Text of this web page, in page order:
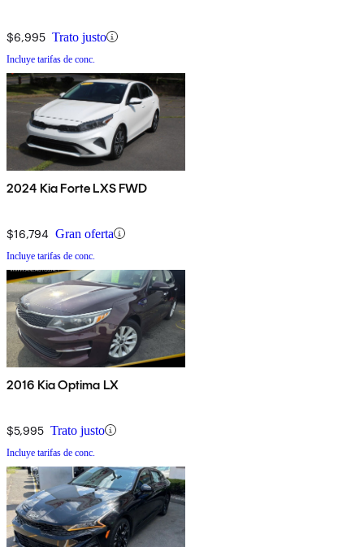
$6,995 Trato justo
Incluye tarifas de conc.
2024 Kia Forte LXS FWD
$16,794 Gran oferta
Incluye tarifas de conc.
2016 Kia Optima LX
$5,995 Trato justo
Incluye tarifas de conc.